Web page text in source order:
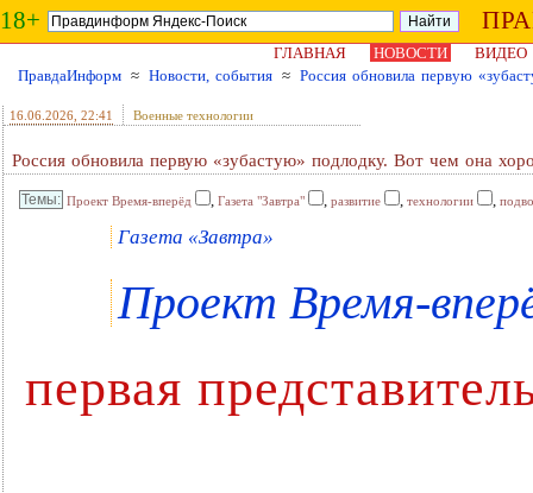
18+
ГЛАВНАЯ НОВОСТИ
ВИДЕО
ПравдаИнформ ≈ Новости, события ≈ Россия обновила первую
16.06.2026 , 22:41 Военные технологии
Россия обновила первую «зубастую» подлодку. Вот чем она
Проект Время-вперёд , Газета "Завтра" , развитие , технологии ,
Газета «Завтра»
Проект Время-
первая